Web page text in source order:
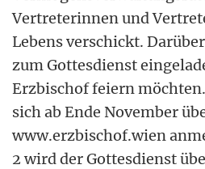
Vertreterinnen und
Lebens verschickt.
zum Gottesdienst
Erzbischof feiern
sich ab Ende November
www.erzbischof.wien
2 wird der Gottesdienst